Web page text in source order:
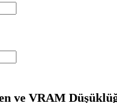
ve VRAM